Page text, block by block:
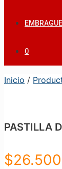
0
Inicio /
PASTILLA
$26.500